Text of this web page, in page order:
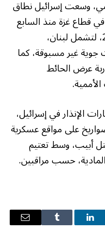
وسعت إسرائيل نطاق
في قطاع غزة منذ السابع
من أكتوبر/تشرين الأول 2023، لتشمل لبنان،
غير مسبوقة، كما
عرض الحائط
الإنذار في إسرائيل،
على مواقع عسكرية
أبيب، وسط تعتيم
حسب مراقبين.
لينكدإن Tumblr
البريد